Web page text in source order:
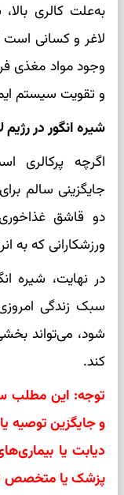
به‌علت کالری
لاغر و کسانی است
وجود مواد مغذی
و تقویت سیستم
شیره انگور در رژیم
اگرچه پرکالری
جایگزینی سالم
دو قاشق
ورزشکارانی که به
در نهایت، شیره
سبک زندگی
شود، می‌تواند
کند.
توجه: این مطلب
و جایگزین توصیه
دیابت یا
پزشک یا متخصص